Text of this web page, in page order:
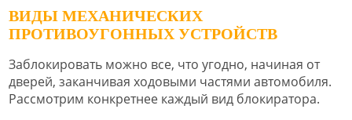
ВИДЫ МЕХАНИЧЕСКИХ
ПРОТИВОУГОННЫХ УСТРОЙСТВ
Заблокировать можно все, что угодно, начиная от
дверей, заканчивая ходовыми частями автомобиля.
Рассмотрим конкретнее каждый вид блокиратора.